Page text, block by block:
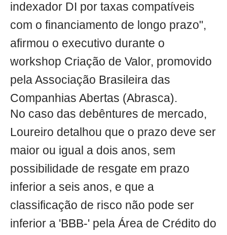
indexador DI por taxas compatíveis
com o financiamento de longo prazo",
afirmou o executivo durante o
workshop Criação de Valor, promovido
pela Associação Brasileira das
Companhias Abertas (Abrasca).
No caso das debêntures de mercado,
Loureiro detalhou que o prazo deve ser
maior ou igual a dois anos, sem
possibilidade de resgate em prazo
inferior a seis anos, e que a
classificação de risco não pode ser
inferior a 'BBB-' pela Área de Crédito do